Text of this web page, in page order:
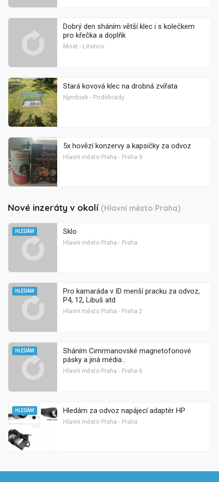
Dobrý den sháním větší klec i s kolečkem
pro křečka a doplňk
Most - Litvínov
Stará kovová klec na drobná zvířata
Nymburk - Poděbrady
5x hovězí konzervy a kapsičky za odvoz
Hlavní město Praha - Praha 9
Nové inzeráty v okolí (Hlavní město Praha)
HLEDÁM Sklo
Hlavní město Praha - Praha
HLEDÁM
Pro kamaráda v ID menší pracku za odvoz,
P4, 12, Libuš atd.
Hlavní město Praha - Praha 2
HLEDÁM
Sháním Cimrmanovské magnetofonové
pásky a jiná média...
Hlavní město Praha - Praha 6
HLEDÁM Hledám za odvoz napájecí adaptér HP
Hlavní město Praha - Praha